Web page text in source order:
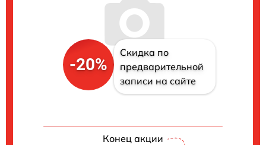
-20%
Скидка по
предварительной
записи на сайте
Конец акции